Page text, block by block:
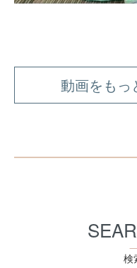
動画をもっ
検